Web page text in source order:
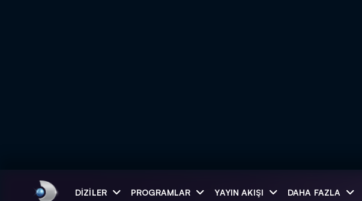
DIZILER PROGRAMLAR YAYIN AKIŞI DAHA FAZLA